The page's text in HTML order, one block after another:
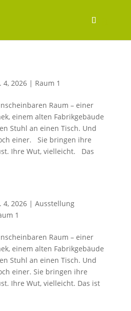
4, 2026| Raum 1
Raum – einer
einem alten Fabrikgebäude
Stuhl an einen Tisch. Und
einer. Sie bringen ihre
Ihre Wut, vielleicht. Das
4, 2026| Ausstellung
1
Raum – einer
einem alten Fabrikgebäude
Stuhl an einen Tisch. Und
einer. Sie bringen ihre
Ihre Wut, vielleicht. Das ist